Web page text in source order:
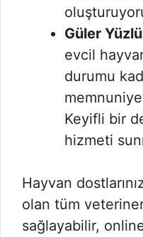
Güler
evcil
durumu
Keyifli bir
hizmeti
Hayvan
olan tüm
sağlayabilir,